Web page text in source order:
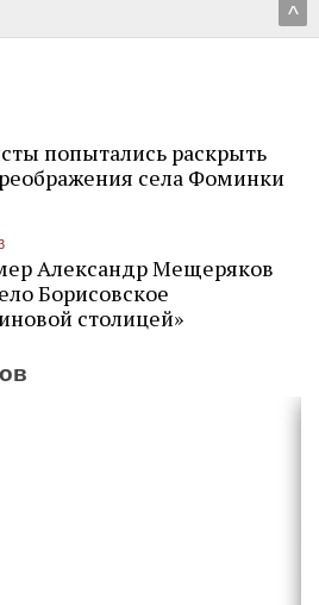
^
попытались раскрыть
села Фоминки
Александр Мещеряков
Борисовское
столицей»